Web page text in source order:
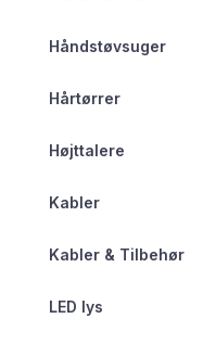
Håndstøvsuger
Hårtørrer
Højttalere
Kabler
Kabler & Tilbehør
LED lys